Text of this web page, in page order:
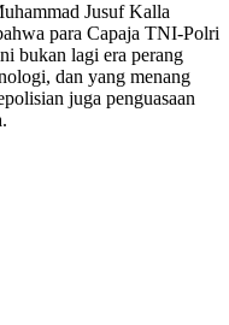
Jusuf Kalla
para Capaja TNI-Polri
bukan lagi era perang
dan yang menang
juga penguasaan